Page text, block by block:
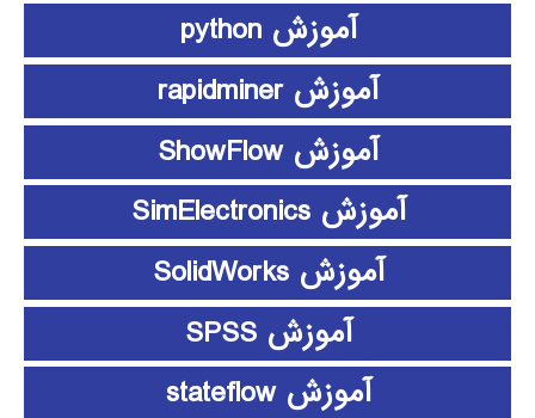
آموزش python
آموزش rapidminer
آموزش ShowFlow
آموزش SimElectronics
آموزش SolidWorks
آموزش SPSS
آموزش stateflow